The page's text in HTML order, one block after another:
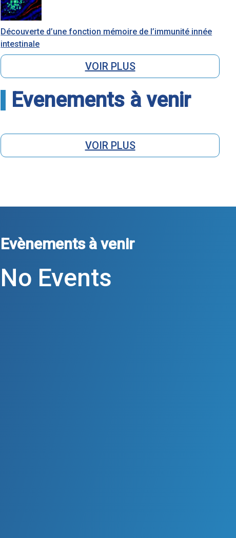
Découverte d’une fonction mémoire de l’immunité innée
intestinale
VOIR PLUS
Evenements à venir
VOIR PLUS
Evènements à venir
No Events